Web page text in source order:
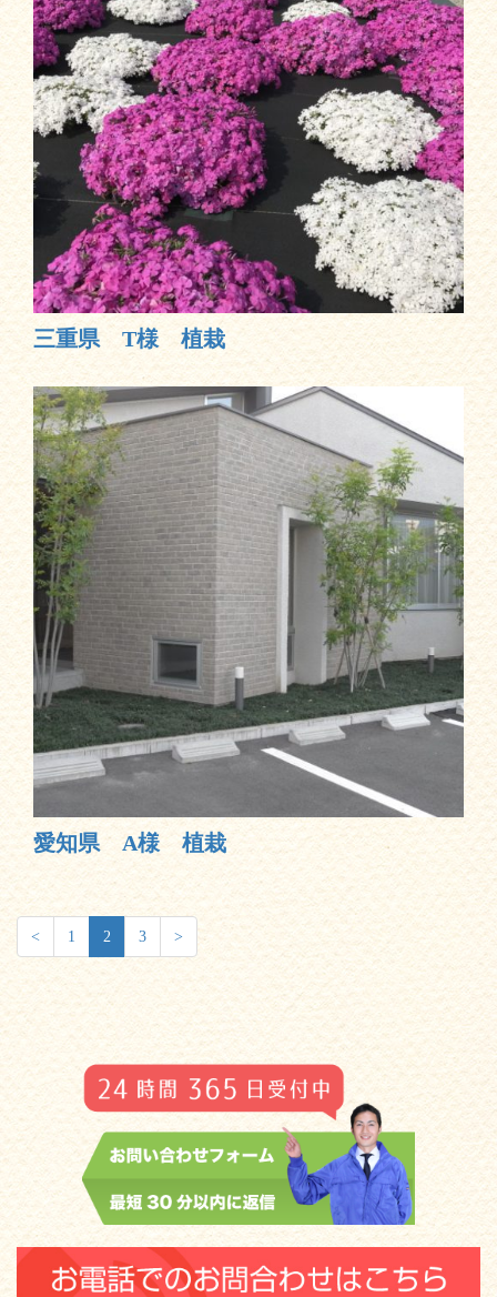
三重県 T様 植栽
愛知県 A様 植栽
< 1 2 3 >